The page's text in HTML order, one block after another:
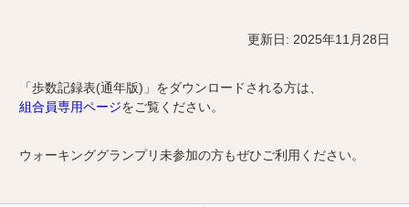
更新日: 2025年11月28日
「歩数記録表(通年版)」をダウンロードされる方は、
組合員専用ページをご覧ください。
ウォーキンググランプリ未参加の方もぜひご利用ください。